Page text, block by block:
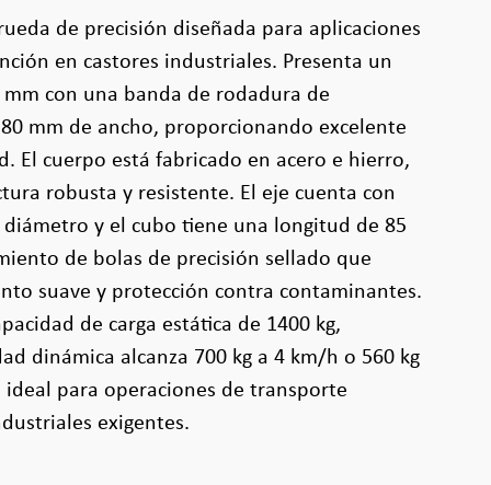
de precisión diseñada para aplicaciones
en castores industriales. Presenta un
con una banda de rodadura de
mm de ancho, proporcionando excelente
El cuerpo está fabricado en acero e hierro,
robusta y resistente. El eje cuenta con
y el cubo tiene una longitud de 85
de bolas de precisión sellado que
suave y protección contra contaminantes.
de carga estática de 1400 kg,
dinámica alcanza 700 kg a 4 km/h o 560 kg
para operaciones de transporte
exigentes.